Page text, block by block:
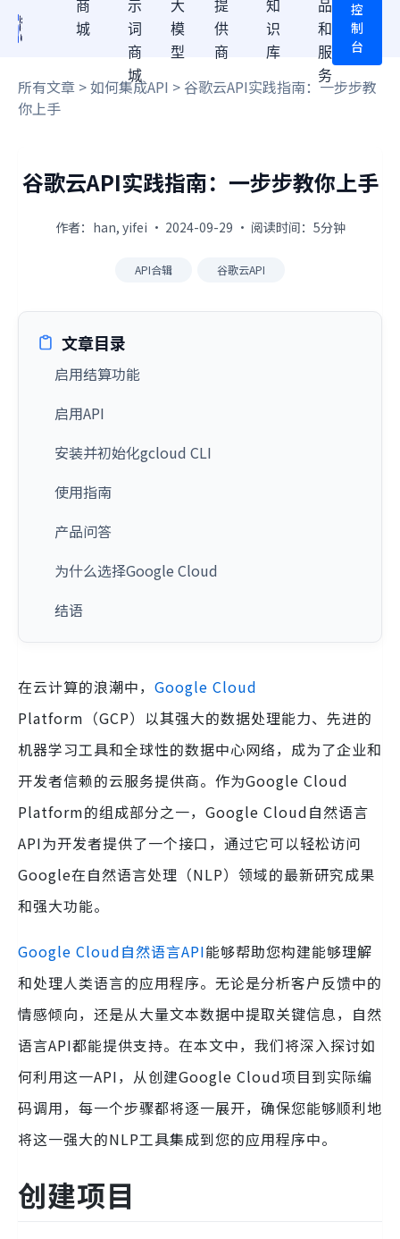
商
城
示
词
商
城
大
模
型
提
供
商
知
识
库
品
和
服
务
控
制
台
所有文章 >如何集成API > 谷歌云API实践指南：一步步教
你上手
谷歌云API实践指南：一步步教你上手
作者：han, yifei · 2024-09-29 · 阅读时间：5分钟
API合辑 谷歌云API
文章目录
启用结算功能
启用API
安装并初始化gcloud CLI
使用指南
产品问答
为什么选择Google Cloud
结语
在云计算的浪潮中， Google Cloud
Platform（GCP）以其强大的数据处理能力、先进的
机器学习工具和全球性的数据中心网络，成为了企业和
开发者信赖的云服务提供商。作为Google Cloud
Platform的组成部分之一，Google Cloud自然语言
API为开发者提供了一个接口，通过它可以轻松访问
Google在自然语言处理（NLP）领域的最新研究成果
和强大功能。
Google Cloud自然语言API能够帮助您构建能够理解
和处理人类语言的应用程序。无论是分析客户反馈中的
情感倾向，还是从大量文本数据中提取关键信息，自然
语言API都能提供支持。在本文中，我们将深入探讨如
何利用这一API，从创建Google Cloud项目到实际编
码调用，每一个步骤都将逐一展开，确保您能够顺利地
将这一强大的NLP工具集成到您的应用程序中。
创建项目